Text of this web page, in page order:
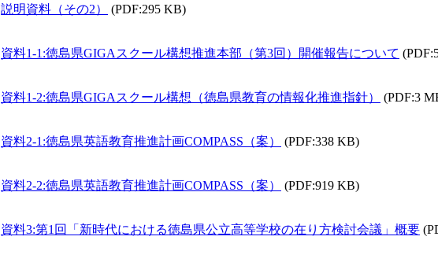
説明資料（その2） (PDF:295 KB)
資料1-1:徳島県GIGAスクール構想推進本部（第3回）開催報告について
資料1-2:徳島県GIGAスクール構想（徳島県教育の情報化推進指針） (PDF:3
資料2-1:徳島県英語教育推進計画COMPASS（案） (PDF:338 KB)
資料2-2:徳島県英語教育推進計画COMPASS（案） (PDF:919 KB)
資料3:第1回「新時代における徳島県公立高等学校の在り方検討会議」概要